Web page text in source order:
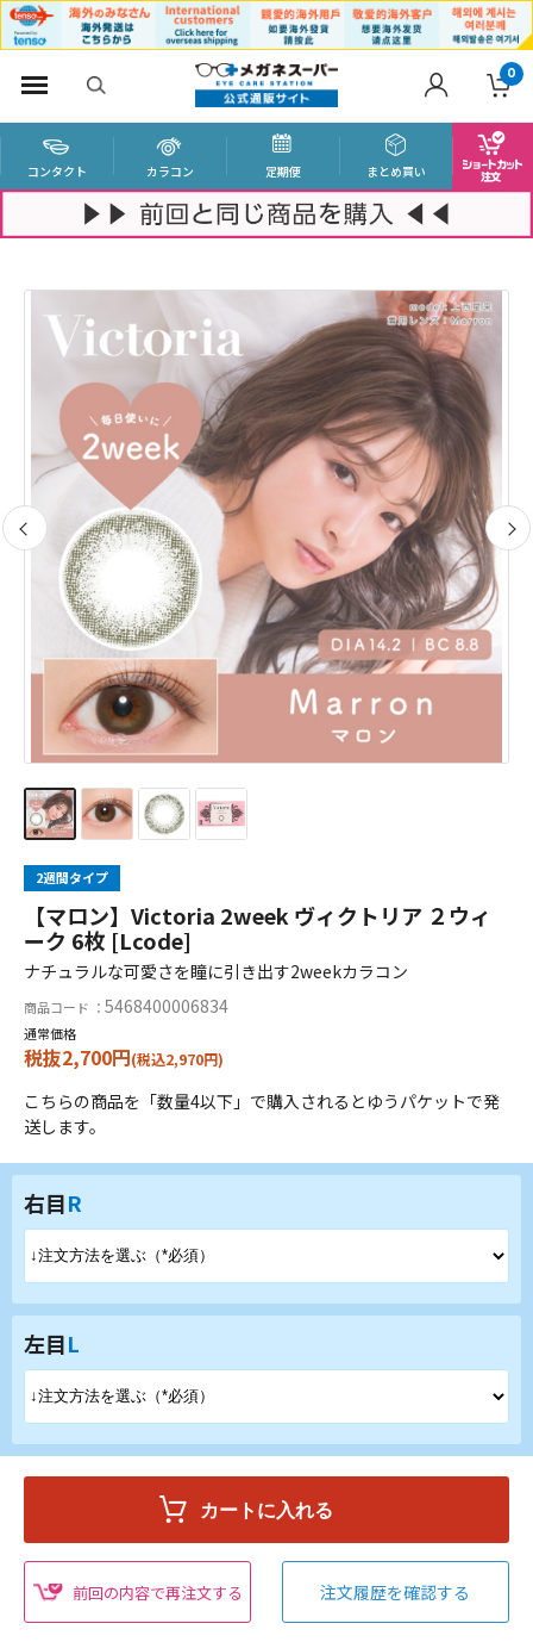
0
コンタクト カラコン 定期便 まとめ買い
2週間タイプ
【マロン】Victoria 2week ヴィクトリア ２ウィ
ーク 6枚 [Lcode]
ナチュラルな可愛さを瞳に引き出す2weekカラコン
商品コード ： 5468400006834
通常価格
税抜2,700円(税込2,970円)
こちらの商品を「数量4以下」で購入されるとゆうパケットで発
送します。
右目R
左目L
前回の内容で再注文する 注文履歴を確認する